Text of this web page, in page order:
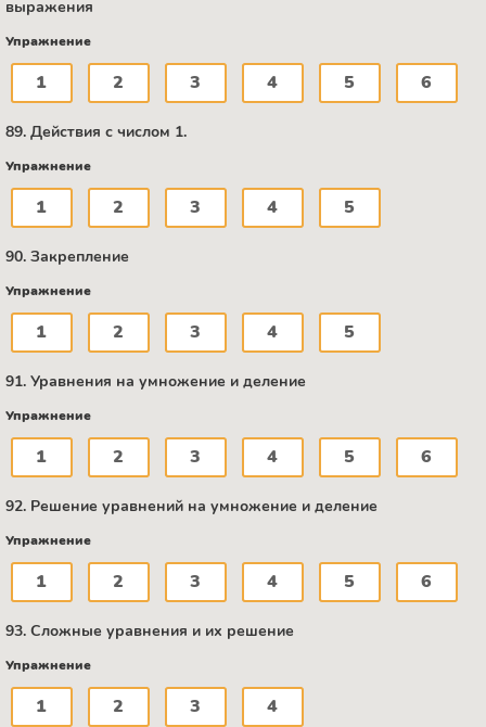
выражения
Упражнение
1 2 3 4 5 6
89. Действия с числом 1.
Упражнение
1 2 3 4 5
90. Закрепление
Упражнение
1 2 3 4 5
91. Уравнения на умножение и деление
Упражнение
1 2 3 4 5 6
92. Решение уравнений на умножение и деление
Упражнение
1 2 3 4 5 6
93. Сложные уравнения и их решение
Упражнение
1 2 3 4